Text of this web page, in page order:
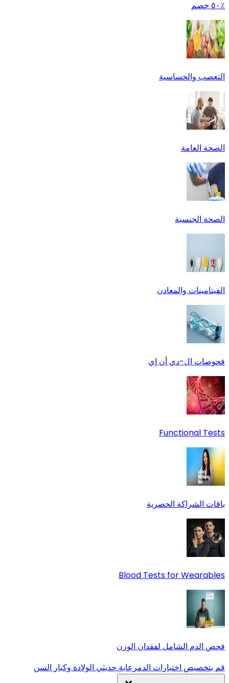
٪٥٠ خصم
التعصب والحساسية
الصحة العامة
الصحة الجنسية
الفيتامينات والمعادن
فحوصات ال-دي أن إي
Functional Tests
باقات الشراكة الحصرية
Blood Tests for Wearables
فحص الدم الشامل لفقدان الوزن
قم بتخصيص اختبارات الدمرعاية حديثي الولادة وكبار السن